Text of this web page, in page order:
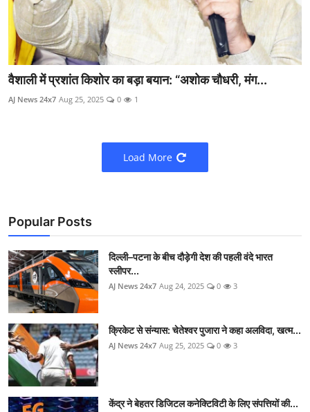
वैशाली में प्रशांत किशोर का बड़ा बयान: “अशोक चौधरी, मंग...
AJ News 24x7 Aug 25, 2025 0 1
Load More
Popular Posts
दिल्ली–पटना के बीच दौड़ेगी देश की पहली वंदे भारत
स्लीपर...
AJ News 24x7 Aug 24, 2025 0 3
क्रिकेट से संन्यास: चेतेश्वर पुजारा ने कहा अलविदा, खत्म...
AJ News 24x7 Aug 25, 2025 0 3
केंद्र ने बेहतर डिजिटल कनेक्टिविटी के लिए संपत्तियों की...